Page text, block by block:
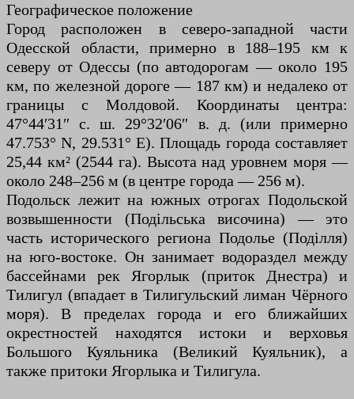
Географическое положение
Город расположен в северо-западной части
Одесской области, примерно в 188–195 км к
северу от Одессы (по автодорогам — около 195
км, по железной дороге — 187 км) и недалеко от
границы с Молдовой. Координаты центра:
47°44′31″ с. ш. 29°32′06″ в. д. (или примерно
47.753° N, 29.531° E). Площадь города составляет
25,44 км² (2544 га). Высота над уровнем моря —
около 248–256 м (в центре города — 256 м).
Подольск лежит на южных отрогах Подольской
возвышенности (Подільська височина) — это
часть исторического региона Подолье (Поділля)
на юго-востоке. Он занимает водораздел между
бассейнами рек Ягорлык (приток Днестра) и
Тилигул (впадает в Тилигульский лиман Чёрного
моря). В пределах города и его ближайших
окрестностей находятся истоки и верховья
Большого Куяльника (Великий Куяльник), а
также притоки Ягорлыка и Тилигула.